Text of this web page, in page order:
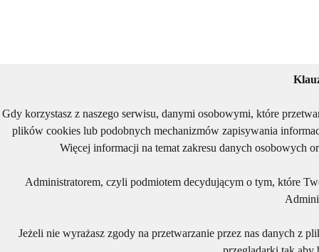
Gdy korzystasz z naszego serwisu, danymi osobowymi, które
plików cookies lub podobnych mechanizmów zapisywania
Więcej informacji na temat zakresu danych osobowych
Administratorem, czyli podmiotem decydującym o tym, które
Jeżeli nie wyrażasz zgody na przetwarzanie przez nas danych z